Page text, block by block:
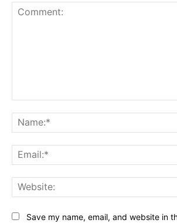
Save my name, email, and website in